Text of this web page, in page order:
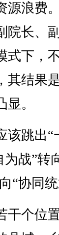
源浪费
院长、
式下，
其结果
。
跳出“
为战”转
“协同
个位